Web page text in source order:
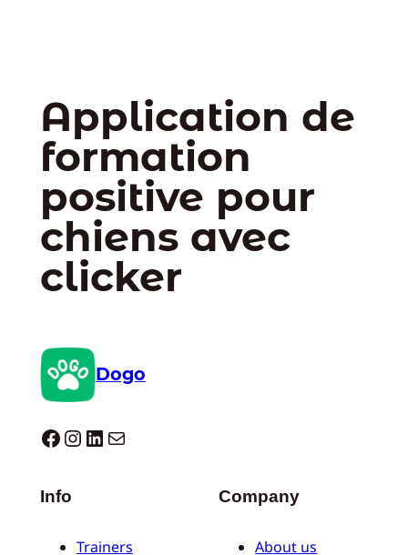
Application de
formation
positive pour
chiens avec
clicker
Dogo
Dogo facebook InstagramLinkedIn E-mail
Info
Trainers
Company
About us